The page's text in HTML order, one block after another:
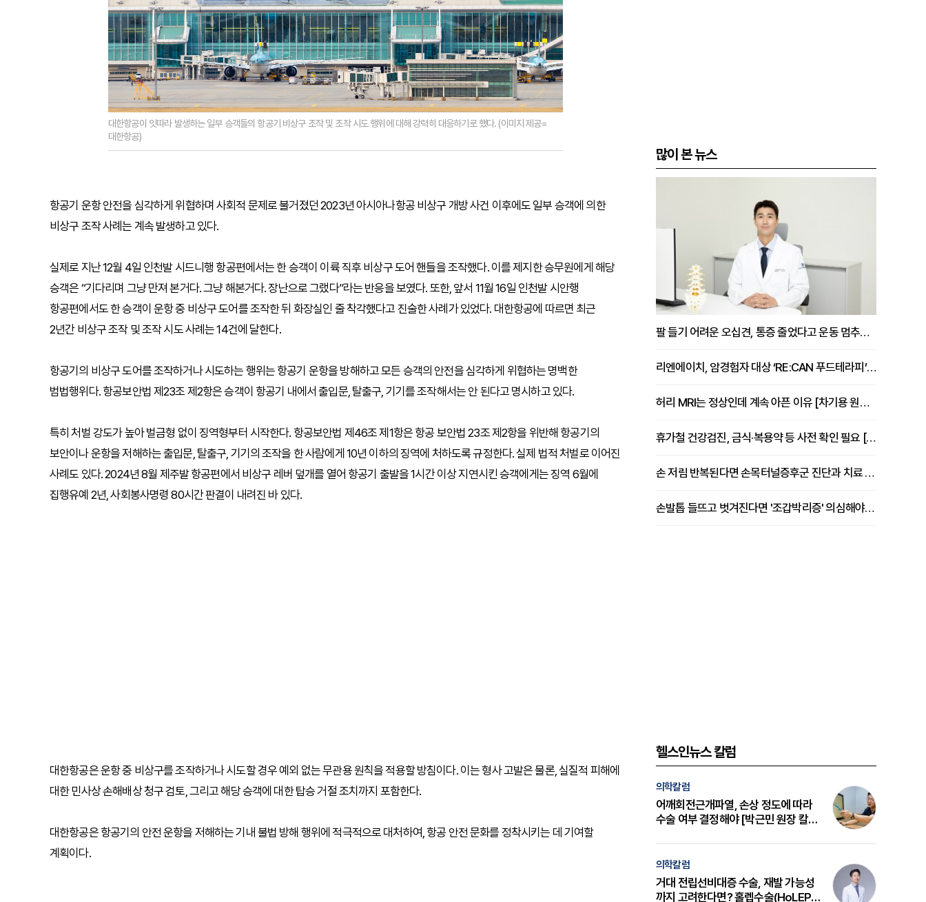
대한항공이 잇따라 발생하는 일부 승객들의 항공기 비상구 조작 및 조작 시도 행위에 대해 강력히 대응하기로 했다. (이미지 제공=
대한항공)
항공기 운항 안전을 심각하게 위협하며 사회적 문제로 불거졌던 2023년 아시아나항공 비상구 개방 사건 이후에도 일부 승객에 의한
비상구 조작 사례는 계속 발생하고 있다.
실제로 지난 12월 4일 인천발 시드니행 항공편에서는 한 승객이 이륙 직후 비상구 도어 핸들을 조작했다. 이를 제지한 승무원에게 해당
승객은 “기다리며 그냥 만져 본거다. 그냥 해본거다. 장난으로 그랬다”라는 반응을 보였다. 또한, 앞서 11월 16일 인천발 시안행
항공편에서도 한 승객이 운항 중 비상구 도어를 조작한 뒤 화장실인 줄 착각했다고 진술한 사례가 있었다. 대한항공에 따르면 최근
2년간 비상구 조작 및 조작 시도 사례는 14건에 달한다.
항공기의 비상구 도어를 조작하거나 시도하는 행위는 항공기 운항을 방해하고 모든 승객의 안전을 심각하게 위협하는 명백한
범법행위다. 항공보안법 제23조 제2항은 승객이 항공기 내에서 출입문, 탈출구, 기기를 조작해서는 안 된다고 명시하고 있다.
특히 처벌 강도가 높아 벌금형 없이 징역형부터 시작한다. 항공보안법 제46조 제1항은 항공 보안법 23조 제2항을 위반해 항공기의
보안이나 운항을 저해하는 출입문, 탈출구, 기기의 조작을 한 사람에게 10년 이하의 징역에 처하도록 규정한다. 실제 법적 처벌로 이어진
사례도 있다. 2024년 8월 제주발 항공편에서 비상구 레버 덮개를 열어 항공기 출발을 1시간 이상 지연시킨 승객에게는 징역 6월에
집행유예 2년, 사회봉사명령 80시간 판결이 내려진 바 있다.
대한항공은 운항 중 비상구를 조작하거나 시도할 경우 예외 없는 무관용 원칙을 적용할 방침이다. 이는 형사 고발은 물론, 실질적 피해에
대한 민사상 손해배상 청구 검토, 그리고 해당 승객에 대한 탑승 거절 조치까지 포함한다.
대한항공은 항공기의 안전 운항을 저해하는 기내 불법 방해 행위에 적극적으로 대처하여, 항공 안전 문화를 정착시키는 데 기여할
계획이다.
많이 본 뉴스
팔 들기 어려운 오십견, 통증 줄었다고 운동 멈추면 안 되는 이유 [이병욱 원장 칼럼]
리엔에이치, 암경험자 대상 ‘RE:CAN 푸드테라피’ 운영
허리 MRI는 정상인데 계속 아픈 이유 [차기용 원장 칼럼]
휴가철 건강검진, 금식·복용약 등 사전 확인 필요 [정도감 원장 칼럼]
손 저림 반복된다면 손목터널증후군 진단과 치료 시기 살펴야 [김동현 원장 칼럼]
손발톱 들뜨고 벗겨진다면 '조갑박리증' 의심해야 [김철윤 원장 칼럼]
헬스인뉴스 칼럼
의학칼럼
어깨회전근개파열, 손상 정도에 따라
수술 여부 결정해야 [박근민 원장 칼
의학칼럼
거대 전립선비대증 수술, 재발 가능성
까지 고려한다면? 홀렙수술(HoLEP)